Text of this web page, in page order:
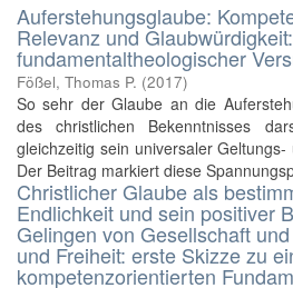
Auferstehungsglaube:
Relevanz und
fundamentaltheologischer
Fößel, Thomas P. (2017)
So sehr der Glaube an die
des christlichen Bekenntnisses
gleichzeitig sein universaler
Der Beitrag markiert diese
Christlicher Glaube als
Endlichkeit und sein positiver
Gelingen von Gesellschaft
und Freiheit: erste Skizze zu
kompetenzorientierten